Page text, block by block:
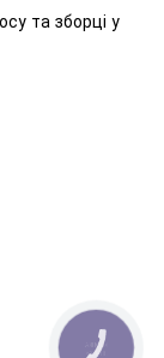
та зборці у
КНОПКА
ЗВ'ЯЗКУ